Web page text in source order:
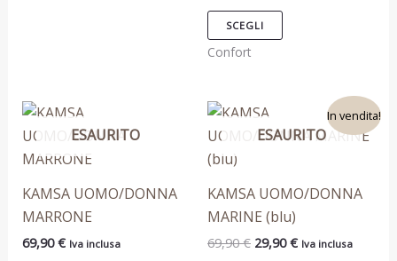
SCEGLI
pagina
Confort
ESAURITO
KAMSA UOMO/DONNA
MARRONE
69,90€ Iva inclusa
prodotto
varianti.
opzioni
In vendita!
ESAURITO
KAMSA UOMO/DONNA
MARINE (blu)
69,90€
Il
originale
29,90€
prezzo
attuale
Iva inclusa
Questo
prodotto
varianti.
Le
opzioni